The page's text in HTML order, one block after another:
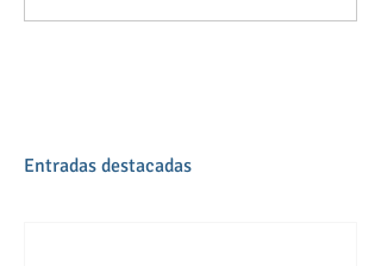
Entradas destacadas